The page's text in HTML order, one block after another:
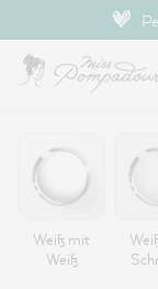
springen
Weiß mit
Weiß